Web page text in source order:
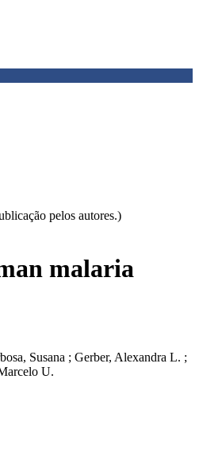
pelos autores.)
malaria
Susana ; Gerber, Alexandra L. ;
U.